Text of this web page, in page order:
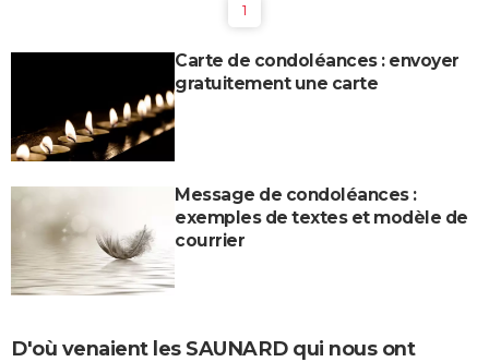
1
Carte de condoléances : envoyer
gratuitement une carte
Message de condoléances :
exemples de textes et modèle de
courrier
D'où venaient les SAUNARD qui nous ont